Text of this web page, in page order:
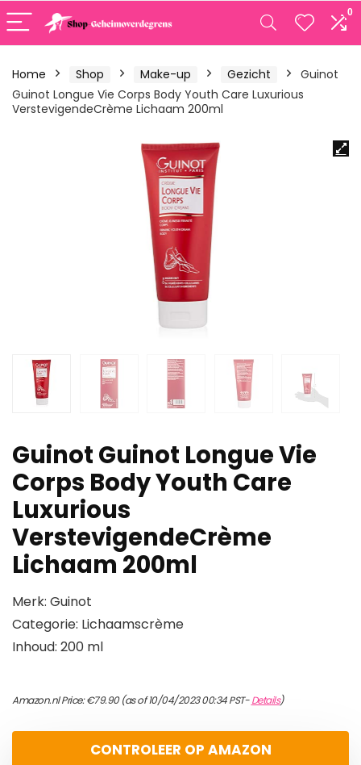
0
Home Shop Make-up Gezicht
Guinot
Guinot Longue Vie Corps Body Youth Care Luxurious
VerstevigendeCrème Lichaam 200ml
Guinot Guinot Longue Vie
Corps Body Youth Care
Luxurious
VerstevigendeCrème
Lichaam 200ml
Merk: Guinot
Categorie: Lichaamscrème
Inhoud: 200 ml
Amazon.nl Price:€79.90(as of 10/04/2023 00:34 PST-Details)
CONTROLEER OP AMAZON